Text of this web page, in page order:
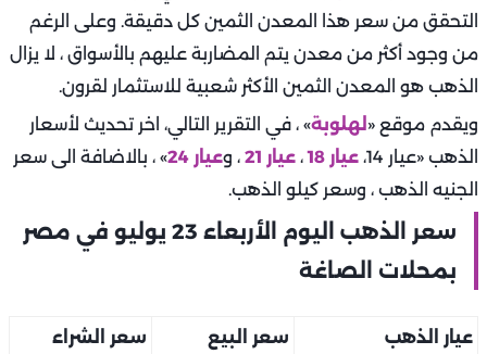
التحقق من سعر هذا المعدن الثمين كل دقيقة. وعلى الرغم
من وجود أكثر من معدن يتم المضاربة عليهم بالأسواق ، لا يزال
الذهب هو المعدن الثمين الأكثر شعبية للاستثمار لقرون.
ويقدم موقع « لهلوبة» ، في التقرير التالي، اخر تحديث لأسعار
الذهب «عيار 14،
عيار 18 ، عيار 21 ، وعيار 24
» ، بالاضافة الى سعر
الجنيه الذهب ، وسعر كيلو الذهب.
سعر الذهب اليوم الأربعاء 23 يوليو في مصر
بمحلات الصاغة
عيار الذهب سعر البيع سعر الشراء